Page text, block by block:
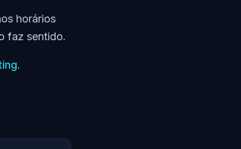
horários
faz sentido.
.